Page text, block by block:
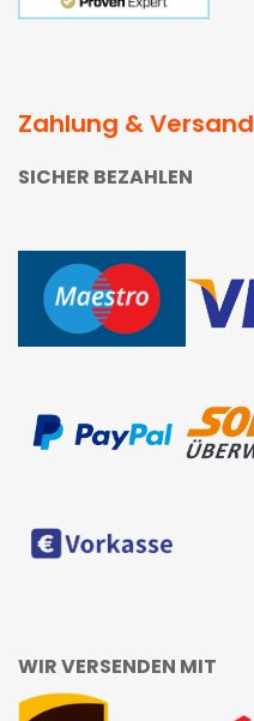
Zahlung & Versand
SICHER BEZAHLEN
WIR VERSENDEN MIT